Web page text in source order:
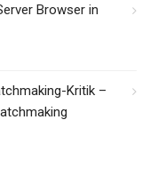
Browser in
Kritik –